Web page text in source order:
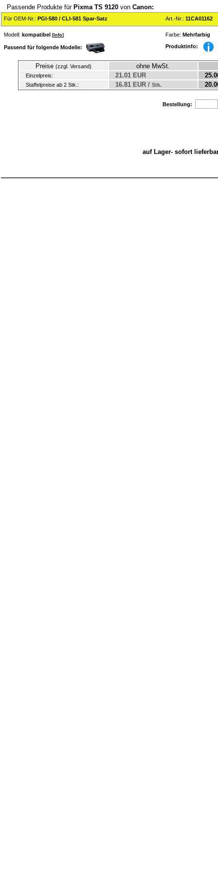
Passende Produkte für Pixma TS 9120 von Canon:
Für OEM-Nr.: PGI-580 / CLI-581 Spar-Satz Art.-Nr.: 11CA01162
Modell: kompatibel [ Info] Farbe: Mehrfarbig
Passend für folgende Modelle: Produktinfo:
Preise (zzgl. Versand) ohne MwSt.
Einzelpreis: 21.01 EUR
Staffelpreise ab 2 Stk.: 16.81 EUR / Stk.
Bestellung:
auf Lager- sofort